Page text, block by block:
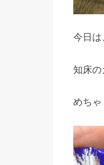
今日
知床の
めち